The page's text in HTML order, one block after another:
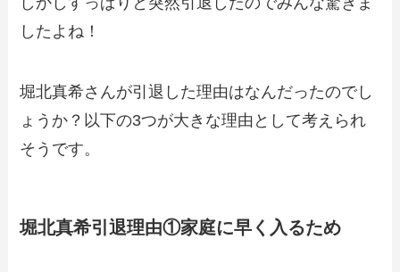
したよね！
堀北真希さんが引退した理由はなんだったのでし
ょうか？以下の3つが大きな理由として考えられ
そうです。
堀北真希引退理由①家庭に早く入るため